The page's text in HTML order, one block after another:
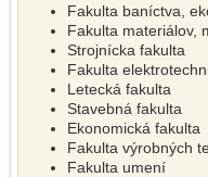
Fakulta baníctva,
Fakulta materiálov,
Strojnícka fakulta
Fakulta
Letecká fakulta
Stavebná fakulta
Ekonomická fakulta
Fakulta výrobných
Fakulta umení